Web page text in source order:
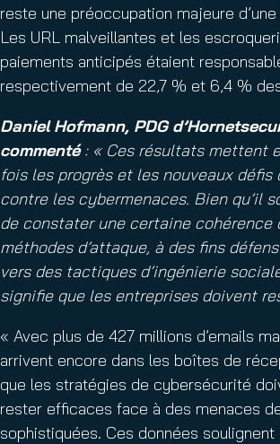
reste une préoccupation majeure d’une
Les URL malveillantes et les
paiements anticipés étaient
respectivement de 22,7 % et 6,4 %
Daniel Hofmann, PDG
commenté: « Ces résultats mettent
fois les progrès et les nouveaux
contre les cybermenaces. Bien qu’il
de constater une certaine cohérence
méthodes d’attaque, à des fins
vers des tactiques d’ingénierie
signifie que les entreprises doivent
« Avec plus de 427 millions d’emails
arrivent encore dans les boîtes de
que les stratégies de cybersécurité
rester efficaces face à des menaces
sophistiquées. Ces données